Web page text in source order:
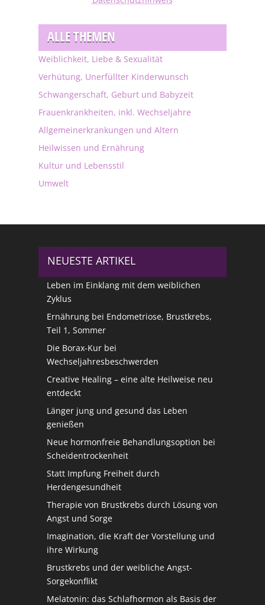
ALLE THEMEN
Weiblichkeit, Liebe & Sexualität
Verhütung, Unerfüllter Kinderwunsch
Schwangerschaft, Geburt und Babyzeit
Frauenkrankheiten, inkl. Wechseljahre
Allgemeinerkrankungen und Altern
Heilwissen und Ernährung
Kultur und Lebensstil
Umwelt
NEUESTE ARTIKEL
Leben im Einklang mit dem weiblichen
Zyklus
Ernährung bei Endometriose, Brustkrebs,
Teil 1, Sommer
Die Borax-Kur bei
Wechseljahresbeschwerden
Creative Healing – eine alte Heilweise neu
entdeckt
Länger jung und gesund das Leben
genießen
Neue hormonfreie Behandlungsoption bei
Scheidentrockenheit
Statt Impfung Freiheit durch
Herdengesundheit
Therapie von Brustkrebs durch Lösung von
Angst und Sorge
Imagination, die Kraft der Vorstellung und
ihre Wirkung
Brustkrebs und der weibliche Angst-
Sorgekonflikt
Melatonin: das Schlafhormon als Basis der